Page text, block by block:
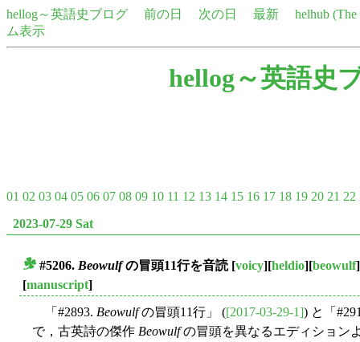
hellog～英語史ブログ 前の日 次の日 最新
helhub
ム表示
hellog～英語史
01 02 03 04 05 06 07 08 09 10 11 12 13 14 15 16 17 18 19 20 21 22
2023-07-29 Sat
#5206. Beowulfの冒頭11行を音読[voicy][heldio][beowulf
[manuscript]
「#2893. Beowulfの冒頭11行」 ([2017-03-29-1]) と「
で，古英詩の傑作 Beowulfの冒頭を異なるエディション